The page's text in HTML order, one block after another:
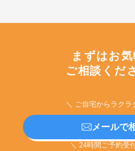
まずはお気
ご相談くだ
＼ ご自宅からラクラ
メールで
＼ 24時間ご予約受